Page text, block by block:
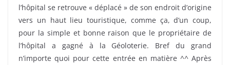
l’hôpital se retrouve « déplacé » de son endroit d’origine
vers un haut lieu touristique, comme ça, d’un coup,
pour la simple et bonne raison que le propriétaire de
l’hôpital a gagné à la Géoloterie. Bref du grand
n’importe quoi pour cette entrée en matière ^^ Après